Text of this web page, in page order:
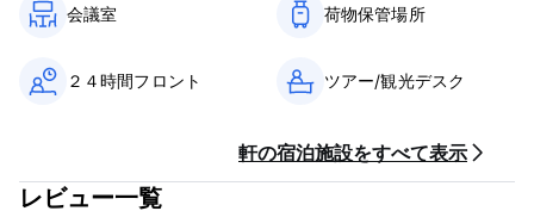
会議室 荷物保管場所
２４時間フロント ツアー/観光デスク
軒の宿泊施設をすべて表示
レビュー一覧